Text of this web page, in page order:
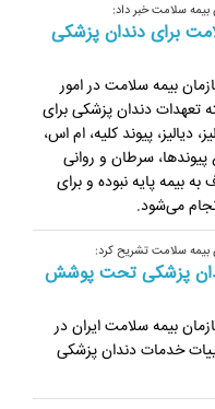
سلامت خبر داد:
برای دندان پزشکی
بیمه سلامت در امور
دندان پزشکی برای
دیالیز، پیوند کلیه، ام اس،
پیوندها، سرطان و روانی
بیمه پایه نبوده و برای
می‌شود.
بیمه سلامت تشریح کرد:
پزشکی تحت پوشش
بیمه سلامت ایران در
خدمات دندان پزشکی